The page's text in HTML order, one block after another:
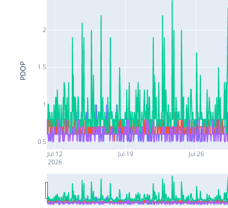
Jul 12
2026
Jul 19 Jul 26
0.5
1
1.5
2
PDOP